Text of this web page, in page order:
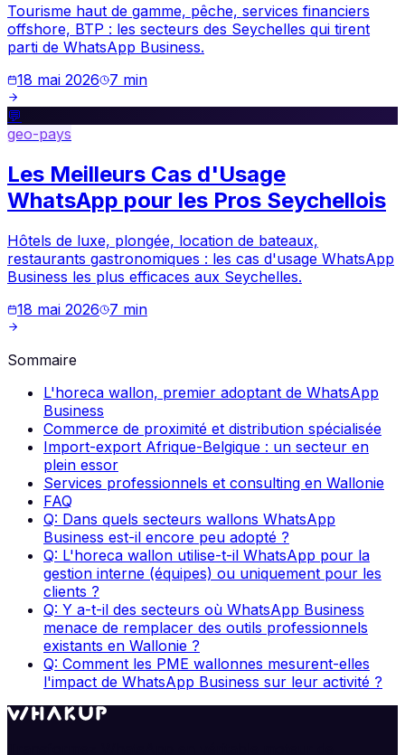
Tourisme haut de gamme, pêche, services financiers
offshore, BTP : les secteurs des Seychelles qui tirent
parti de WhatsApp Business.
18 mai 2026
7 min
💬
geo-pays
Les Meilleurs Cas d'Usage
WhatsApp pour les Pros Seychellois
Hôtels de luxe, plongée, location de bateaux,
restaurants gastronomiques : les cas d'usage WhatsApp
Business les plus efficaces aux Seychelles.
18 mai 2026
7 min
Sommaire
L'horeca wallon, premier adoptant de WhatsApp
Business
Commerce de proximité et distribution spécialisée
Import-export Afrique-Belgique : un secteur en
plein essor
Services professionnels et consulting en Wallonie
FAQ
Q: Dans quels secteurs wallons WhatsApp
Business est-il encore peu adopté ?
Q: L'horeca wallon utilise-t-il WhatsApp pour la
gestion interne (équipes) ou uniquement pour les
clients ?
Q: Y a-t-il des secteurs où WhatsApp Business
menace de remplacer des outils professionnels
existants en Wallonie ?
Q: Comment les PME wallonnes mesurent-elles
l'impact de WhatsApp Business sur leur activité ?